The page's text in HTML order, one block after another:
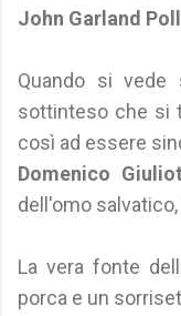
John Garland
Quando si vede
sottinteso che si
così ad essere
Domenico
dell'omo
La vera fonte
porca e un